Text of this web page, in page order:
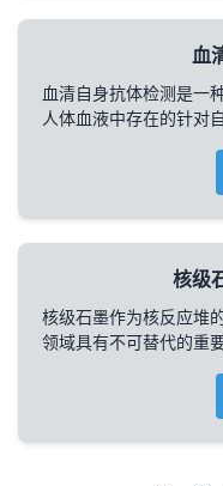
血
血清自身抗体检测是一
人体血液中存在的针对
核级
核级石墨作为核反应堆
领域具有不可替代的重